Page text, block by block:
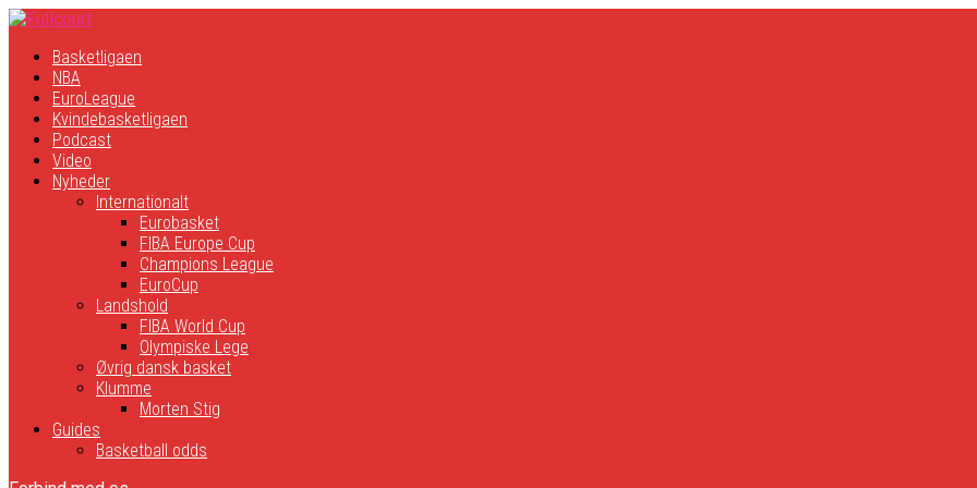
Basketligaen
NBA
EuroLeague
Kvindebasketligaen
Podcast
Video
Nyheder
Internationalt
Eurobasket
FIBA Europe Cup
Champions League
EuroCup
Landshold
FIBA World Cup
Olympiske Lege
Øvrig dansk basket
Klumme
Morten Stig
Guides
Basketball odds